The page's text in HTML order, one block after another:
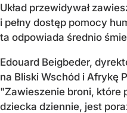
Układ przewidywał
i pełny dostęp pomocy
ta odpowiada średnio
Edouard Beigbeder,
na Bliski Wschód i Afrykę
"Zawieszenie broni, które
dziecka dziennie, jest